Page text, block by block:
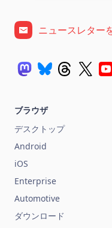
ニュースレター
ブラウザ
デスクトップ
Android
iOS
Enterprise
Automotive
ダウンロード